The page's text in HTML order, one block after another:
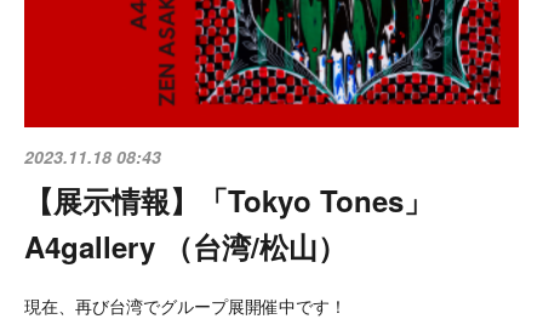
2023.11.18 08:43
【展示情報】「Tokyo Tones」
A4gallery （台湾/松山）
現在、再び台湾でグループ展開催中です！